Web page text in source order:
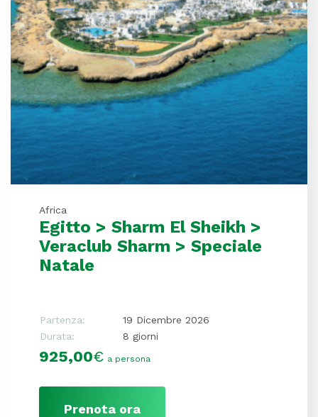
Africa
Egitto > Sharm El Sheikh >
Veraclub Sharm > Speciale
Natale
Partenza:
19 Dicembre 2026
Durata:
8 giorni
925,00€ a persona
Prenota ora